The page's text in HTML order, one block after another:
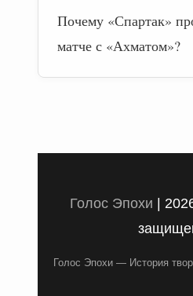
Почему «Спартак»
матче с «Ахматом»?
Голос Эпохи
Голос Эпохи — История